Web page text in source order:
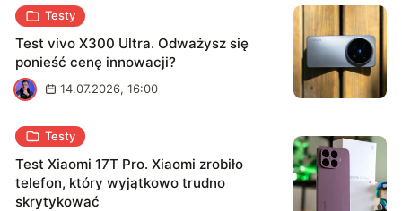
Testy
Test vivo X300 Ultra. Odważysz się
ponieść cenę innowacji?
M
14.07.2026, 16:00
Testy
Test Xiaomi 17T Pro. Xiaomi zrobiło
telefon, który wyjątkowo trudno
skrytykować